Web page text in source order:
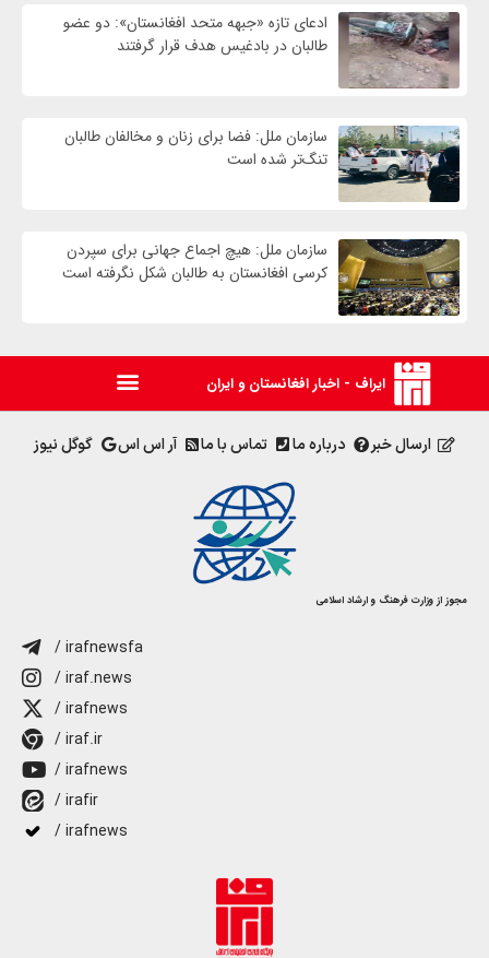
ادعای تازه «جبهه متحد افغانستان»: دو عضو
طالبان در بادغیس هدف قرار گرفتند
سازمان ملل: فضا برای زنان و مخالفان طالبان
تنگ‌تر شده است
سازمان ملل: هیچ اجماع جهانی برای سپردن
کرسی افغانستان به طالبان شکل نگرفته است
ایراف - اخبار افغانستان و ایران
ارسال خبر درباره ما تماس با ما آر اس اس گوگل نیوز
مجوز از وزارت فرهنگ و ارشاد اسلامی
/ irafnewsfa
/ iraf.news
/ irafnews
/ iraf.ir
/ irafnews
/ irafir
/ irafnews